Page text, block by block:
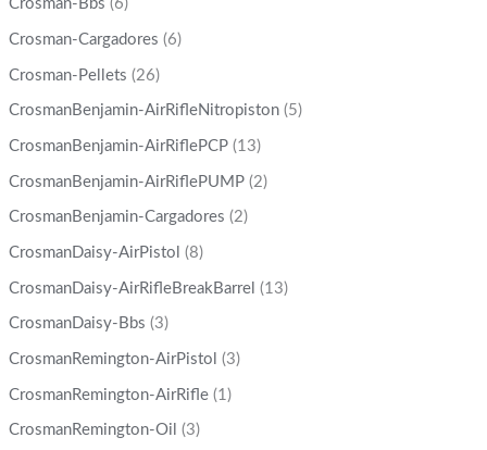
Crosman-Bbs (6)
Crosman-Cargadores (6)
Crosman-Pellets (26)
CrosmanBenjamin-AirRifleNitropiston (5)
CrosmanBenjamin-AirRiflePCP (13)
CrosmanBenjamin-AirRiflePUMP (2)
CrosmanBenjamin-Cargadores (2)
CrosmanDaisy-AirPistol (8)
CrosmanDaisy-AirRifleBreakBarrel (13)
CrosmanDaisy-Bbs (3)
CrosmanRemington-AirPistol (3)
CrosmanRemington-AirRifle (1)
CrosmanRemington-Oil (3)